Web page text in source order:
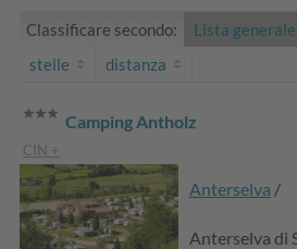
Classificare secondo: Lista generale
stelle
distanza
Camping Antholz
CIN +
Anterselva /
Anterselva di